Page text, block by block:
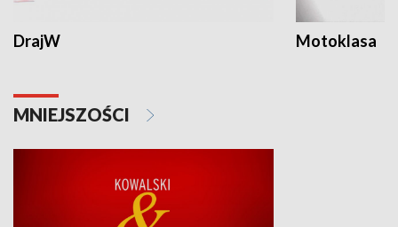
DrajW Motoklasa
MNIEJSZOŚCI